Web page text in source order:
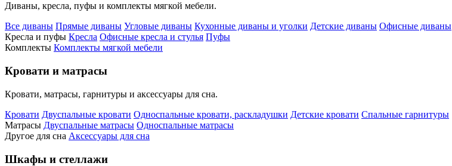
Диваны, кресла, пуфы и комплекты мягкой мебели.
Все диваны Прямые диваны Угловые диваны Кухонные диваны и уголки Детские диваны Офисные диваны
Кресла и пуфы Кресла Офисные кресла и стулья Пуфы
Комплекты Комплекты мягкой мебели
Кровати и матрасы
Кровати, матрасы, гарнитуры и аксессуары для сна.
Кровати Двуспальные кровати Односпальные кровати, раскладушки Детские кровати Спальные гарнитуры
Матрасы Двуспальные матрасы Односпальные матрасы
Другое для сна Аксессуары для сна
Шкафы и стеллажи